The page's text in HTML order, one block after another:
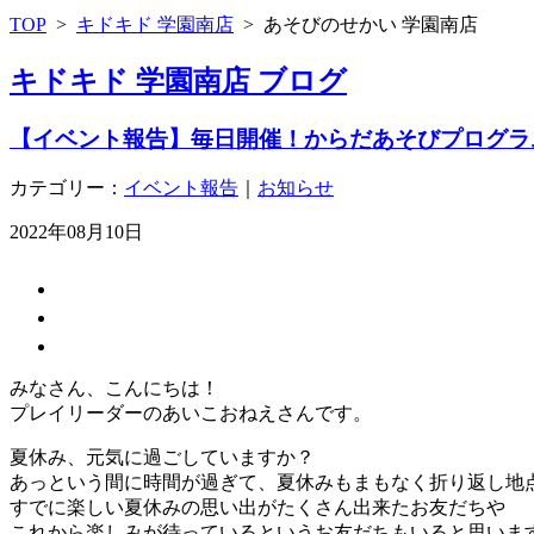
TOP > キドキド 学園南店 > あそびのせかい 学園南店
キドキド 学園南店 ブログ
【イベント報告】毎日開催！からだあそびプログ
カテゴリー： イベント報告 お知らせ
2022年08月10日
みなさん、こんにちは！
プレイリーダーのあいこおねえさんです。
夏休み、元気に過ごしていますか？
あっという間に時間が過ぎて、夏休みもまもなく折り返し地
すでに楽しい夏休みの思い出がたくさん出来たお友だちや